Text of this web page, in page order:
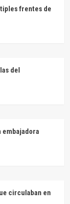
frentes de
del
embajadora
circulaban en